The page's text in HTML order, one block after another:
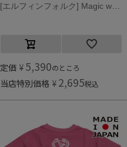
定価 ¥ 5,390のところ
当店特別価格 ¥ 2,695税込